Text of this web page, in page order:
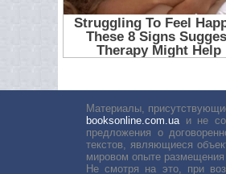
Материалы,
booksonline.com.ua и не
предложения о
текстов, являющиеся
мировом опыте размещения
Не смотря на это, при